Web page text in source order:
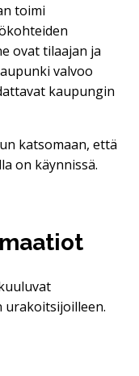
toimi
ovat tilaajan ja
valvoo
kaupungin
katsomaan, että
on käynnissä.
urakoitsijoilleen.